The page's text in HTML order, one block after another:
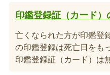
バーカード返却後確認し
なります。すべてのお手
いただくか、番号を控え
す。
印鑑登録証（カード
亡くなられた方が印鑑登
の印鑑登録は死亡日をも
印鑑登録証（カード）は